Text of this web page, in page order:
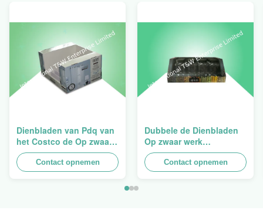
Dienbladen van Pdq van
het Costco de Op zwaar
werk berekende
Stapelbare Ontwerp aan
het Verkopen van
Contact opnemen
Dubbele de Dienbladen
Op zwaar werk
berekende
Opeenstapeling van het
Muurkarton PDQ voor het
Contact opnemen